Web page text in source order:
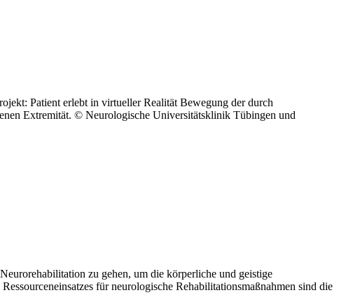
Patient erlebt in virtueller Realität Bewegung der durch
Extremität. © Neurologische Universitätsklinik Tübingen und
zu gehen, um die körperliche und geistige
für neurologische Rehabilitationsmaßnahmen sind die